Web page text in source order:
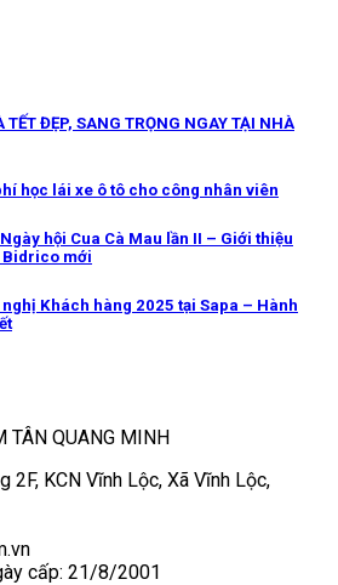
TẾT ĐẸP, SANG TRỌNG NGAY TẠI NHÀ
học lái xe ô tô cho công nhân viên
hội Cua Cà Mau lần II – Giới thiệu
Bidrico mới
Khách hàng 2025 tại Sapa – Hành
TÂN QUANG MINH
KCN Vĩnh Lộc, Xã Vĩnh Lộc,
cấp: 21/8/2001